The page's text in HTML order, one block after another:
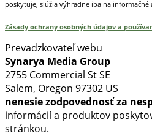
poskytuje, slúžia výhradne iba na informačné
Zásady ochrany osobných údajov a
Prevadzkovateľ webu
Synarya Media Group
2755 Commercial St SE
Salem, Oregon 97302 US
nenesie zodpovednosť za
informácií a produktov
stránkou.